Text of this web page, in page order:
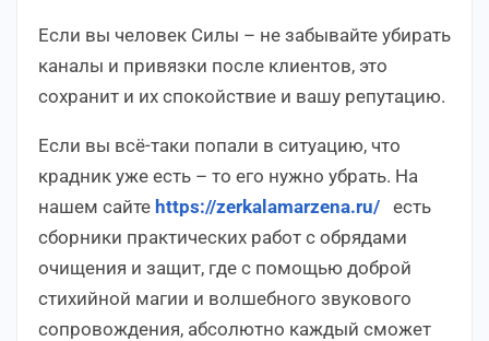
Если вы человек Силы – не забывайте убирать
каналы и привязки после клиентов, это
сохранит и их спокойствие и вашу репутацию.
Если вы всё-таки попали в ситуацию, что
крадник уже есть – то его нужно убрать. На
нашем сайте https://zerkalamarzena.ru/ есть
сборники практических работ с обрядами
очищения и защит, где с помощью доброй
стихийной магии и волшебного звукового
сопровождения, абсолютно каждый сможет